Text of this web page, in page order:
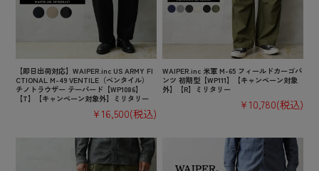
【即日出荷対応】WAIPER.inc US ARMY FI
CTIONAL M-49 VENTILE（ベンタイル）
チノトラウザー テーパード【WP1086】
【T】【キャンペーン対象外】ミリタリー
¥16,500(税込)
WAIPER.inc 米軍 M-65 フィールドカーゴパ
ンツ 初期型【WP111】【キャンペーン対象
外】【R】ミリタリー
¥10,780(税込)